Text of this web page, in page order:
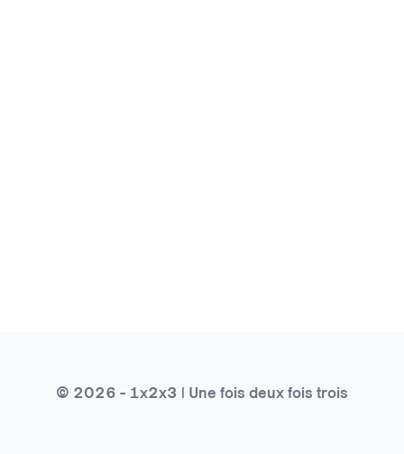
© 2026 - 1x2x3 | Une fois deux fois trois